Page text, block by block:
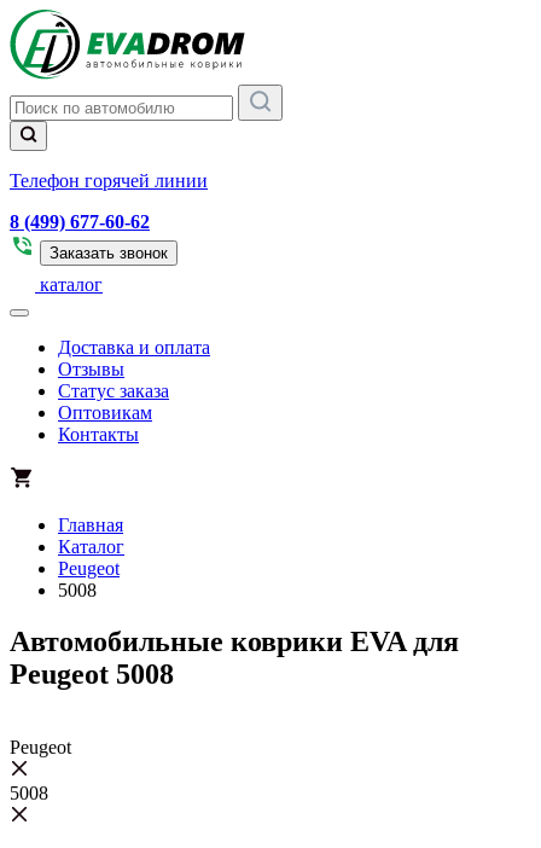
Телефон горячей линии
8 (499) 677-60-62
Заказать звонок
каталог
Доставка и оплата
Отзывы
Статус заказа
Оптовикам
Контакты
Главная
Каталог
Peugeot
5008
Автомобильные коврики EVA для
Peugeot 5008
Peugeot
5008